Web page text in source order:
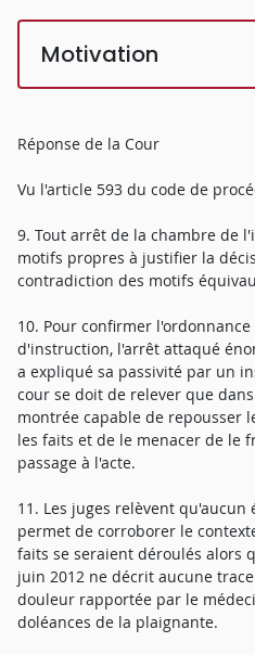
Motivation
Réponse de la Cour
Vu l'article 593 du code de
9. Tout arrêt de la chambre de
motifs propres à justifier la
contradiction des motifs
10. Pour confirmer
d'instruction, l'arrêt attaqué
a expliqué sa passivité par un
cour se doit de relever que
montrée capable de repousser
les faits et de le menacer de le
passage à l'acte.
11. Les juges relèvent
permet de corroborer le
faits se seraient déroulés alors
juin 2012 ne décrit aucune
douleur rapportée par le
doléances de la plaignante.